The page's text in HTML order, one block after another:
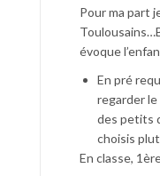
Pour ma part
évoque
En pré
regarder
des petits
choisis
En classe,